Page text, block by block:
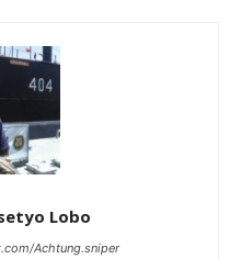
Lobo
Achtung.sniper